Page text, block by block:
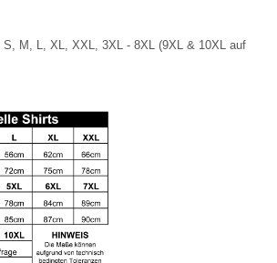
M, L, XL, XXL, 3XL - 8XL (9XL & 10XL auf